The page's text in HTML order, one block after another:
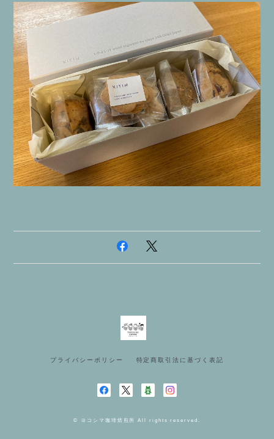
プライバシーポリシー 特定商取引法に基づく表記
© ヨコシマ珈琲焙煎所 All rights reserved.